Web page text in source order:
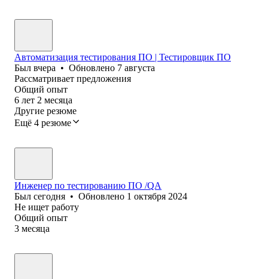
Автоматизация тестирования ПО | Тестировщик ПО
Был вчера • Обновлено 7 августа
Рассматривает предложения
Общий опыт
6 лет 2 месяца
Другие резюме
Ещё 4 резюме
Инженер по тестированию ПО /QA
Был сегодня • Обновлено 1 октября 2024
Не ищет работу
Общий опыт
3 месяца